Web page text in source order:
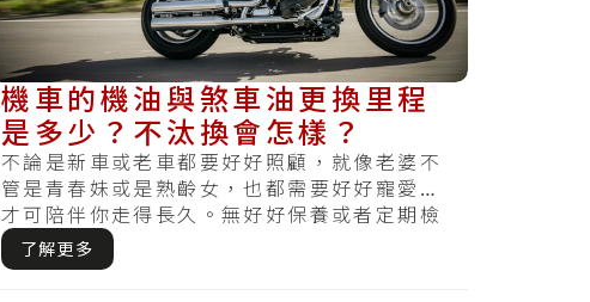
機車的機油與煞車油更換里程
是多少？不汰換會怎樣？
不論是新車或老車都要好好照顧，就像老婆不
管是青春妹或是熟齡女，也都需要好好寵愛，
才可陪伴你走得長久。無好好保養或者定期檢
查，哪天察覺損害.....
了解更多